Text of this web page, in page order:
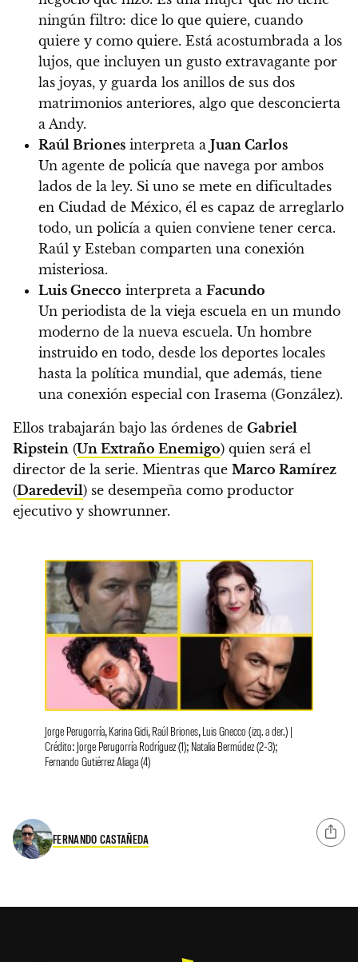
ningún filtro: dice lo que quiere, cuando
quiere y como quiere. Está acostumbrada a los
lujos, que incluyen un gusto extravagante por
las joyas, y guarda los anillos de sus dos
matrimonios anteriores, algo que desconcierta
a Andy.
Raúl Briones interpreta a Juan Carlos
Un agente de policía que navega por ambos
lados de la ley. Si uno se mete en dificultades
en Ciudad de México, él es capaz de arreglarlo
todo, un policía a quien conviene tener cerca.
Raúl y Esteban comparten una conexión
misteriosa.
Luis Gnecco interpreta a Facundo
Un periodista de la vieja escuela en un mundo
moderno de la nueva escuela. Un hombre
instruido en todo, desde los deportes locales
hasta la política mundial, que además, tiene
una conexión especial con Irasema (González).
Ellos trabajarán bajo las órdenes de Gabriel
Ripstein (Un Extraño Enemigo) quien será el
director de la serie. Mientras que Marco Ramírez
(Daredevil) se desempeña como productor
ejecutivo y showrunner.
Jorge Perugorría, Karina Gidi, Raúl Briones, Luis Gnecco (izq. a der.) |
Crédito: Jorge Perugorría Rodríguez (1); Natalia Bermúdez (2-3);
Fernando Gutiérrez Aliaga (4)
FERNANDO CASTAÑEDA